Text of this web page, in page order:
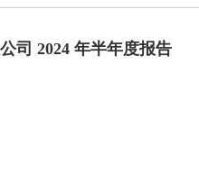
司 2024 年半年度报告